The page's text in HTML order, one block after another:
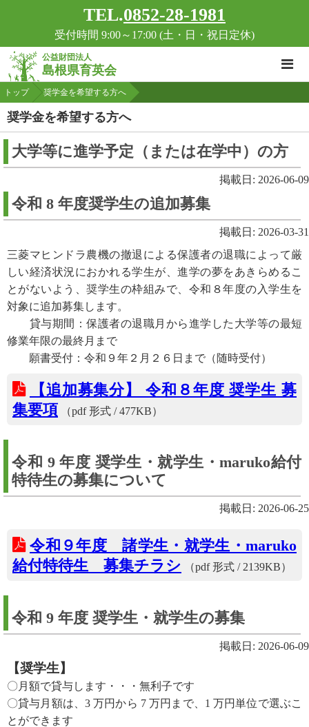
TEL.0852-28-1981
受付時間 9:00～17:00 (土・日・祝日定休)
公益財団法人
島根県育英会
トップ 奨学金を希望する方へ
奨学金を希望する方へ
大学等に進学予定（または在学中）の方
掲載日: 2026-06-09
令和 8 年度奨学生の追加募集
掲載日: 2026-03-31
三菱マヒンドラ農機の撤退による保護者の退職によって厳
しい経済状況におかれる学生が、進学の夢をあきらめるこ
とがないよう、奨学生の枠組みで、令和８年度の入学生を
対象に追加募集します。
貸与期間：保護者の退職月から進学した大学等の最短
修業年限の最終月まで
願書受付：令和９年２月２６日まで（随時受付）
【追加募集分】 令和８年度 奨学生 募
集要項 （pdf 形式 / 477KB）
令和 9 年度 奨学生・就学生・maruko給付
特待生の募集について
掲載日: 2026-06-25
令和９年度 諸学生・就学生・maruko
給付特待生 募集チラシ （pdf 形式 / 2139KB）
令和 9 年度 奨学生・就学生の募集
掲載日: 2026-06-09
【奨学生】
〇月額で貸与します・・・無利子です
〇貸与月額は、3 万円から 7 万円まで、1 万円単位で選ぶこ
とができます